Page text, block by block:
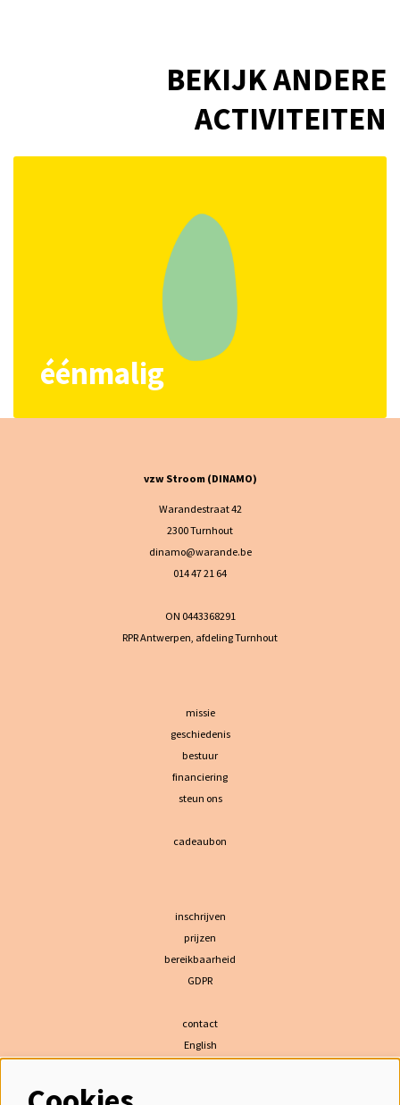
BEKIJK ANDERE
ACTIVITEITEN
éénmalig
vzw Stroom (DINAMO)
Warandestraat 42
2300 Turnhout
dinamo@warande.be
014 47 21 64
ON 0443368291
RPR Antwerpen, afdeling Turnhout
missie
geschiedenis
bestuur
financiering
steun ons
cadeaubon
inschrijven
prijzen
bereikbaarheid
GDPR
contact
English